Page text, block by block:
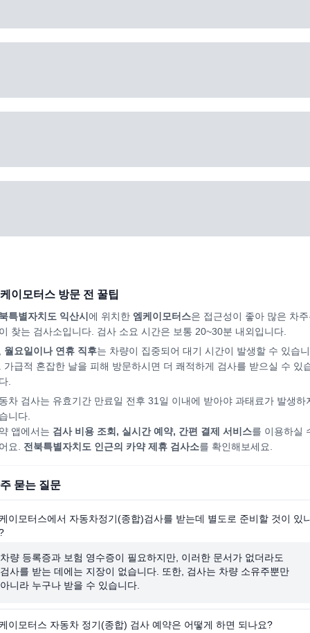
이모터스 방문 전 꿀팁
특별자치도 익산시 에 위치한 엠케이모터스은 접근성이 좋아 많은 차
찾는 검사소입니다. 검사 소요 시간은 보통 20~30분 내외입니다.
월요일이나 연휴 직후는 차량이 집중되어 대기 시간이 발생할 수 있습니
가급적 혼잡한 날을 피해 방문하시면 더 쾌적하게 검사를 받으실 수 있
.
차 검사는 유효기간 만료일 전후 31일 이내에 받아야 과태료가 발생하
니다.
앱에서는 검사 비용 조회, 실시간 예약, 간편 결제 서비스를 이용하실
요. 전북특별자치도 인근의 카약 제휴 검사소를 확인해보세요.
묻는 질문
이모터스에서 자동차정기(종합)검사를 받는데 별도로 준비할 것이 있
차량 등록증과 보험 영수증이 필요하지만, 이러한 문서가 없더라도
검사를 받는 데에는 지장이 없습니다. 또한, 검사는 차량 소유주뿐만
아니라 누구나 받을 수 있습니다.
이모터스 자동차 정기(종합) 검사 예약은 어떻게 하면 되나요?